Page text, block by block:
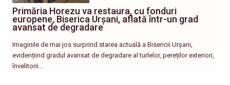
Primăria Horezu va restaura, cu fonduri
europene, Biserica Urșani, aflată într-un grad
avansat de degradare
Imaginile de mai jos surprind starea actuală a Bisericii Urșani,
evidențiind gradul avansat de degradare al turlelor, pereților exteriori,
învelitorii…